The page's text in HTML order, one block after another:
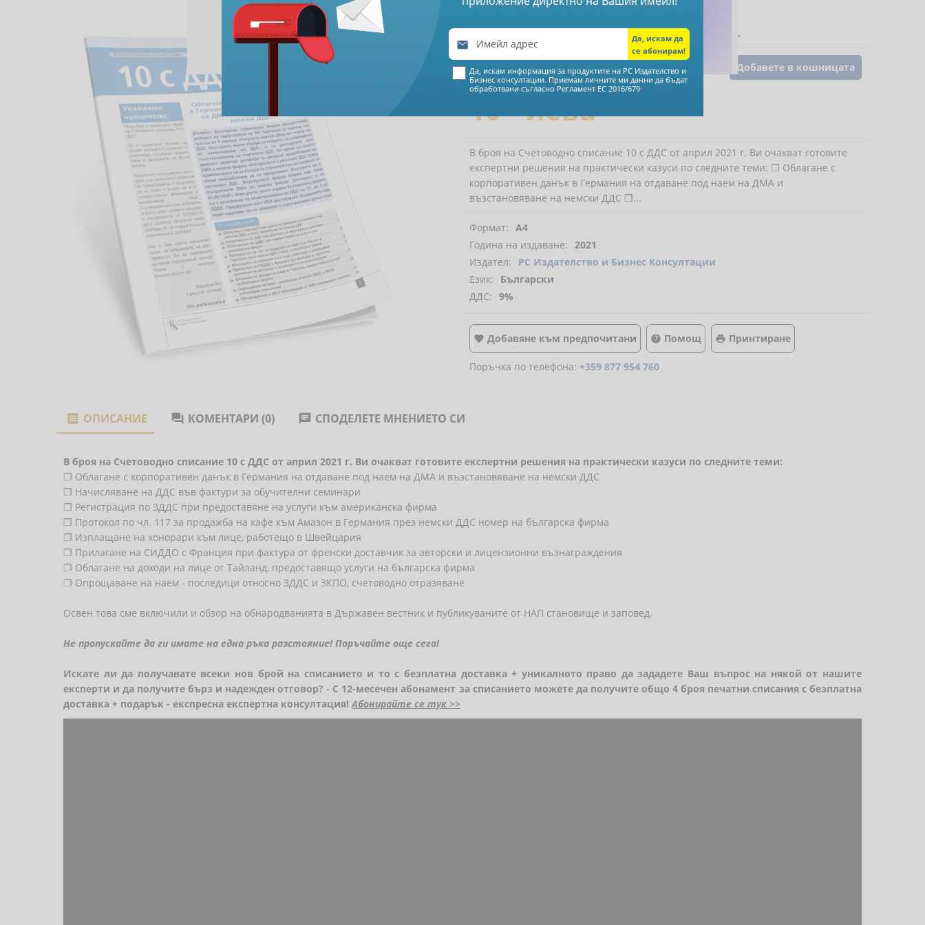
Автори (и): Христо Досев,Елена Илиева,Ели Марова ,
Добавете в кошницата
€ 557
10 лева
В броя на Счетоводно списание 10 с ДДС от април 2021 г. Ви очакват готовите
експертни решения на практически казуси по следните теми: ❐ Облагане с
корпоративен данък в Германия на отдаване под наем на ДМА и
възстановяване на немски ДДС ❐...
Формат: А4
Година на издаване: 2021
Издател:
РС Издателство и Бизнес Консултации
Език:
Български
ДДС: 9%
 Добавяне към предпочитани  Помощ  Принтиране
Поръчка по телефона: +359 877 954 760
 ОПИСАНИЕ  КОМЕНТАРИ (0)  СПОДЕЛЕТЕ МНЕНИЕТО СИ
В броя на Счетоводно списание 10 с ДДС от април 2021 г. Ви очакват готовите експертни решения на практически казуси по следните теми:
❐ Облагане с корпоративен данък в Германия на отдаване под наем на ДМА и възстановяване на немски ДДС
❐ Начисляване на ДДС във фактури за обучителни семинари
❐ Регистрация по ЗДДС при предоставяне на услуги към американска фирма
❐ Протокол по чл. 117 за продажба на кафе към Амазон в Германия през немски ДДС номер на българска фирма
❐ Изплащане на хонорари към лице, работещо в Швейцария
❐ Прилагане на СИДДО с Франция при фактура от френски доставчик за авторски и лицензионни възнаграждения
❐ Облагане на доходи на лице от Тайланд, предоставящо услуги на българска фирма
❐ Опрощаване на наем - последици относно ЗДДС и ЗКПО, счетоводно отразяване
Освен това сме включили и обзор на обнародванията в Държавен вестник и публикуваните от НАП становище и заповед.
Не пропускайте да ги имате на една ръка разстояние! Поръчайте още сега!
Искате ли да получавате всеки нов брой на списанието и то с безплатна доставка + уникалното право да зададете Ваш въпрос на някой от нашите
експерти и да получите бърз и надежден отговор? - С 12-месечен абонамент за списанието можете да получите общо 4 броя печатни списания с безплатна
доставка + подарък - експресна експертна консултация!Абонирайте се тук >>

Да, искам информация за продуктите на РС Издателство и
Бизнес консултации. Приемам личните ми данни да бъдат
обработвани съгласно Регламент ЕС 2016/679